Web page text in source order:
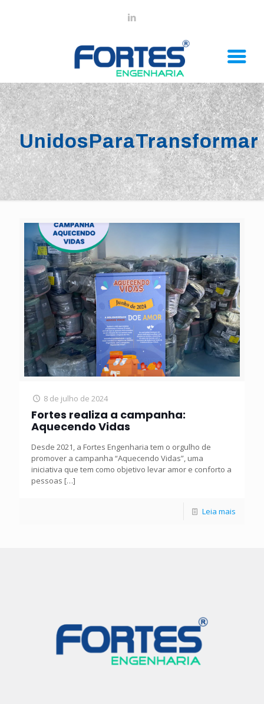
UnidosParaTransformar
8 de julho de 2024
Fortes realiza a campanha:
Aquecendo Vidas
Desde 2021, a Fortes Engenharia tem o orgulho de
promover a campanha “Aquecendo Vidas”, uma
iniciativa que tem como objetivo levar amor e conforto a
pessoas […]
Leia mais